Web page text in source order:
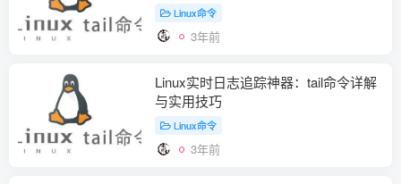
Linux命令
3年前
Linux实时日志追踪神器：tail命令详解
与实用技巧
Linux命令
3年前